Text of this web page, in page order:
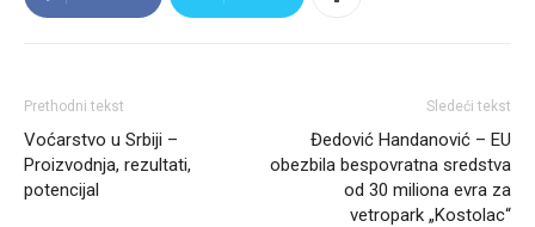
Prethodni tekst
Voćarstvo u Srbiji –
Proizvodnja, rezultati,
potencijal
Sledeći tekst
Đedović Handanović – EU
obezbila bespovratna sredstva
od 30 miliona evra za
vetropark „Kostolac“